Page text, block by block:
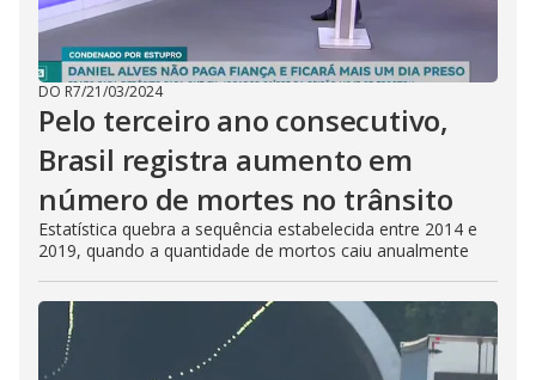
DO R7/21/03/2024
Pelo terceiro ano consecutivo,
Brasil registra aumento em
número de mortes no trânsito
Estatística quebra a sequência estabelecida entre 2014 e
2019, quando a quantidade de mortos caiu anualmente